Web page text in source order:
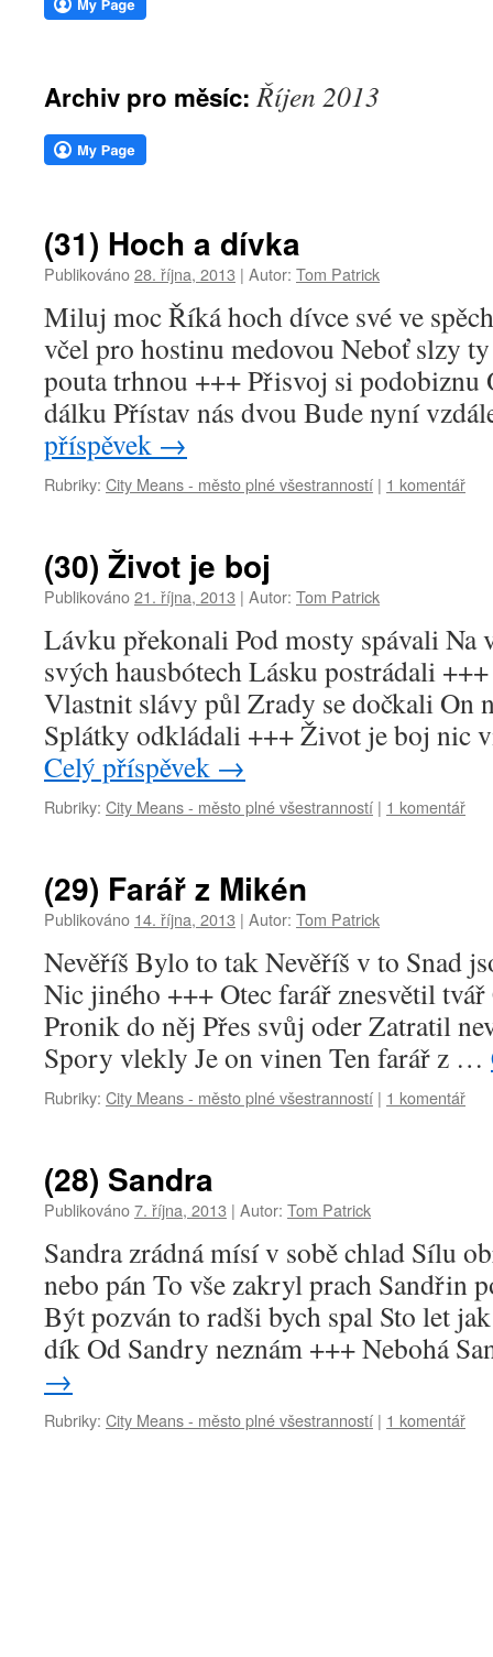
webu
Archiv pro měsíc:Říjen 2013
(31) Hoch a dívka
Publikováno28. října, 2013 | Autor: Tom Patrick
Miluj moc Říká hoch dívce své ve
včel pro hostinu medovou Neboť slzy
pouta trhnou +++ Přisvoj si podobiznu
dálku Přístav nás dvou Bude nyní
příspěvek →
Rubriky: City Means - město plné všestranností | 1 komentář
(30) Život je boj
Publikováno21. října, 2013 | Autor: Tom Patrick
Lávku překonali Pod mosty spávali Na
svých hausbótech Lásku postrádali
Vlastnit slávy půl Zrady se dočkali On
Splátky odkládali +++ Život je boj nic
Celý příspěvek →
Rubriky: City Means - město plné všestranností | 1 komentář
(29) Farář z Mikén
Publikováno 14. října, 2013 | Autor: Tom Patrick
Nevěříš Bylo to tak Nevěříš v to Snad
Nic jiného +++ Otec farář znesvětil
Pronik do něj Přes svůj oder Zatratil
Spory vlekly Je on vinen Ten farář z …
Rubriky: City Means - město plné všestranností | 1 komentář
(28) Sandra
Publikováno7. října, 2013 | Autor: Tom Patrick
Sandra zrádná mísí v sobě chlad Sílu
nebo pán To vše zakryl prach Sandřin
Být pozván to radši bych spal Sto let
dík Od Sandry neznám +++ Nebohá
→
Rubriky: City Means - město plné všestranností | 1 komentář